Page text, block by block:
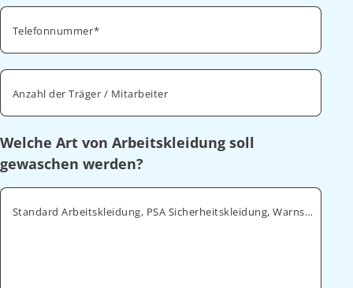
Telefonnummer
Anzahl der Träger / Mitarbeiter
Welche Art von Arbeitskleidung soll
gewaschen werden?
Standard Arbeitskleidung, PSA Sicherheitskleidung, Warnschutz, ESD